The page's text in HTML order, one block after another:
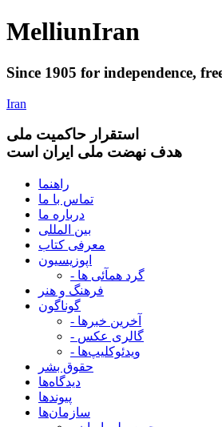
MelliunIran
Since 1905 for independence,
Iran
استقرار حاکميت ملی
هدف نهضت ملی ایران است
راهنما
تماس با ما
درباره ما
بین المللی
معرفی کتاب
اپوزیسیون
- گرد همآئی ها
فرهنگ و هنر
گوناگون
- آخرین خبرها
- گالری عکس
- ویدئوکلیپ‌ها
حقوق بشر
دیدگاه‌ها
پیوندها
سازمان‌ها